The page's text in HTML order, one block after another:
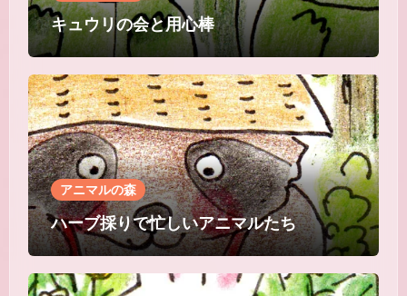
キュウリの会と用心棒
アニマルの森
ハーブ採りで忙しいアニマルたち